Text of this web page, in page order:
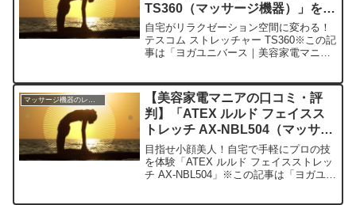
TS360（マッサージ機器）」を実
際に使ってみた正直感想
自宅がリラクゼーション空間に変わる！
テスコム ストレッチャー TS360※この記
事は「ヨガユニバース｜美容家電マニア
部が紹介したいのが「テスコム ストレッ
チャー TS3...
マッサージ機器のレビュー
【美容家電マニアの口コミ・評
判】「ATEX ルルド フェイスス
トレッチ AX-NBL504（マッサー
ジ機器）」を実際に使ってみた正
直感想
目指せ小顔美人！自宅で手軽にプロの技
を体験「ATEX ルルド フェイスストレッ
チ AX-NBL504」※この記事は「ヨガユニ